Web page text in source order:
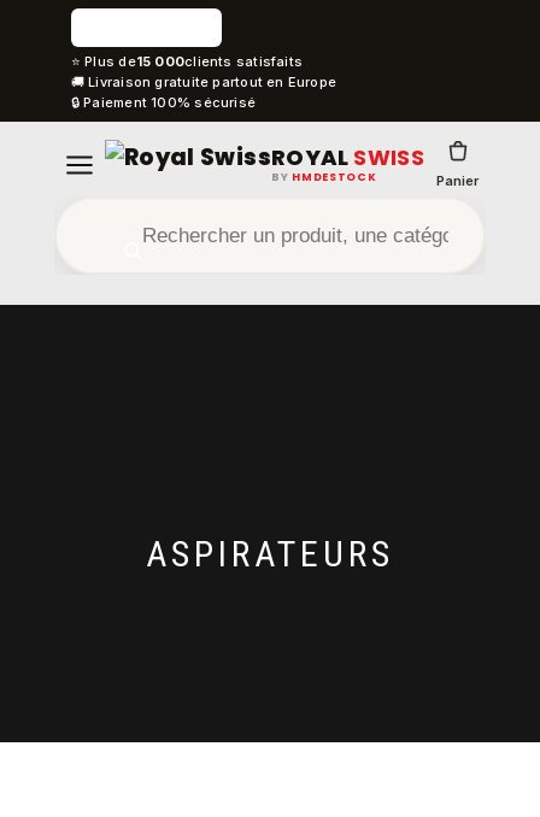
⭐ Plus de15 000clients satisfaits
🚚 Livraison gratuite partout en Europe
🔒 Paiement 100% sécurisé
ROYAL SWISS
BY HMDESTOCK Panier
ASPIRATEURS